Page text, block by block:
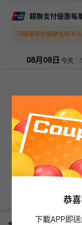
恭
下載APP即
銀聯支付優惠每
只限使用的銀聯信用卡
08月 08 日 今天 1
抱